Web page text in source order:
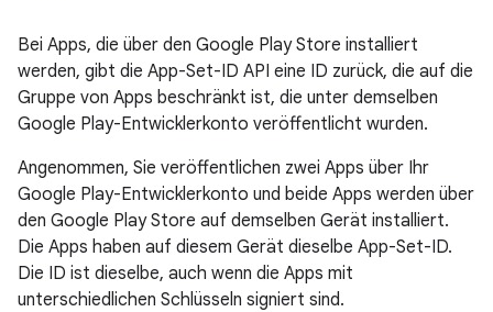
Bei Apps, die über den Google Play Store installiert
werden, gibt die App-Set-ID API eine ID zurück, die auf die
Gruppe von Apps beschränkt ist, die unter demselben
Google Play-Entwicklerkonto veröffentlicht wurden.
Angenommen, Sie veröffentlichen zwei Apps über Ihr
Google Play-Entwicklerkonto und beide Apps werden über
den Google Play Store auf demselben Gerät installiert.
Die Apps haben auf diesem Gerät dieselbe App-Set-ID.
Die ID ist dieselbe, auch wenn die Apps mit
unterschiedlichen Schlüsseln signiert sind.